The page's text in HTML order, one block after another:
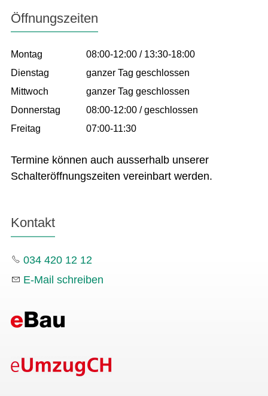
Öffnungszeiten
Montag
08:00-12:00 / 13:30-18:00
Dienstag
ganzer Tag geschlossen
Mittwoch
ganzer Tag geschlossen
Donnerstag
08:00-12:00 / geschlossen
Freitag
07:00-11:30
Termine können auch ausserhalb unserer
Schalteröffnungszeiten vereinbart werden.
Kontakt
034 420 12 12
E-Mail schreiben